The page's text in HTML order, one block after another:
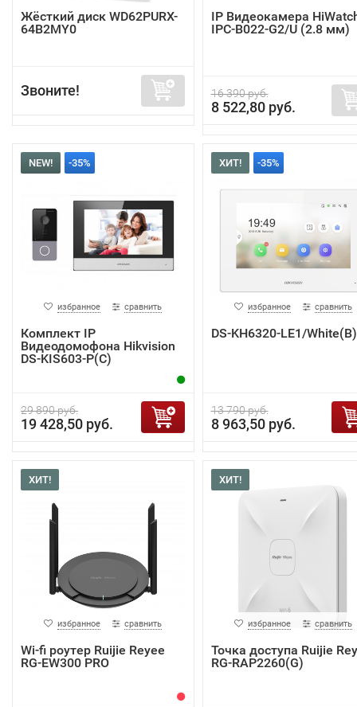
Жёсткий диск WD62PURX-
64B2MY0
Звоните!
IP Видеокамера
IPC-B022-G2/U (2.8 мм)
16 390 руб.
8 522,80 руб.
NEW! -35%
избранное сравнить
Комплект IP
Видеодомофона Hikvision
DS-KIS603-P(C)
29 890 руб.
19 428,50 руб.
ХИТ! -35%
избранное сравнить
DS-KH6320-LE1/White(B)
13 790 руб.
8 963,50 руб.
ХИТ!
избранное сравнить
Wi-fi роутер Ruijie Reyee
RG-EW300 PRO
ХИТ!
избранное сравнить
Точка доступа Ruijie
RG-RAP2260(G)